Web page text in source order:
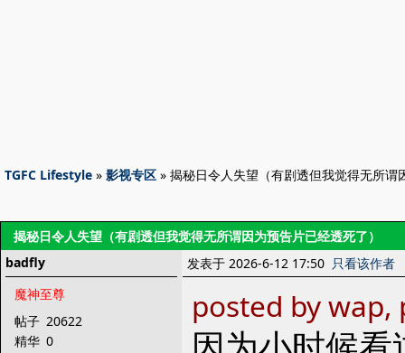
TGFC Lifestyle » 影视专区 » 揭秘日令人失望（有剧透但我觉得无所谓
揭秘日令人失望（有剧透但我觉得无所谓因为预告片已经透死了）
badfly
魔神至尊
帖子 20622
精华 0
发表于 2026-6-12 17:50 只看该作者
posted by